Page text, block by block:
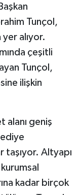
Tunçol,
alıyor.
çeşitli
Tunçol,
ilişkin
alanı geniş
taşıyor. Altyapı
kadar birçok